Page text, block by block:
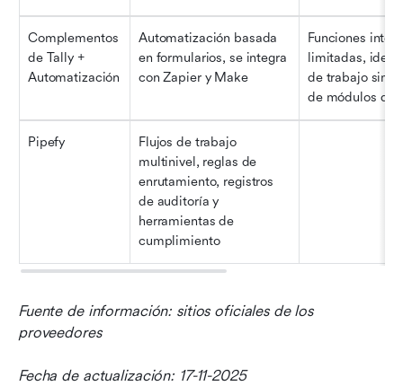
Complementos
de Tally +
Automatización
Automatización basada
en formularios, se integra
con Zapier y Make
Funciones
limitadas,
de trabajo
de módulos de
Pipefy
Flujos de trabajo
multinivel, reglas de
enrutamiento, registros
de auditoría y
herramientas de
cumplimiento
Fuente de información: sitios oficiales de los
proveedores
Fecha de actualización: 17-11-2025